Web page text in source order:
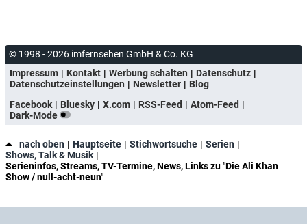
© 1998 - 2026 imfernsehen GmbH & Co. KG
Impressum
Kontakt Werbung schalten
Datenschutz
Datenschutzeinstellungen
Newsletter
Blog
Facebook
Bluesky X.com RSS-Feed
Atom-Feed
Dark-Mode
nach oben Hauptseite Stichwortsuche
Serien
Shows, Talk & Musik
Serieninfos, Streams, TV-Termine, News, Links zu "Die Ali Khan
Show / null-acht-neun"